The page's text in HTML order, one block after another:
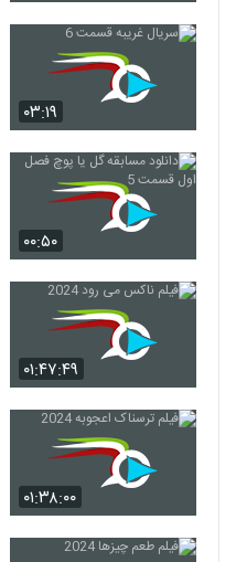
۰۳:۱۹
۰۰:۵۰
۰۱:۴۷:۴۹
۰۱:۳۸:۰۰